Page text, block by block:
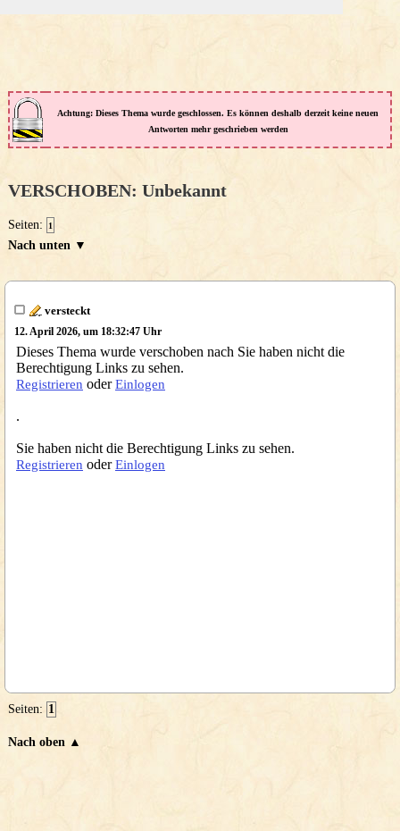
Achtung: Dieses Thema wurde geschlossen. Es können deshalb derzeit keine neuen
Antworten mehr geschrieben werden
VERSCHOBEN: Unbekannt
Seiten: 1
Nach unten ▼
versteckt
12. April 2026, um 18:32:47 Uhr
Dieses Thema wurde verschoben nach Sie haben nicht die
Berechtigung Links zu sehen.
Registrieren oderEinlogen
.
Sie haben nicht die Berechtigung Links zu sehen.
Registrieren oderEinlogen
Seiten: 1
Nach oben ▲